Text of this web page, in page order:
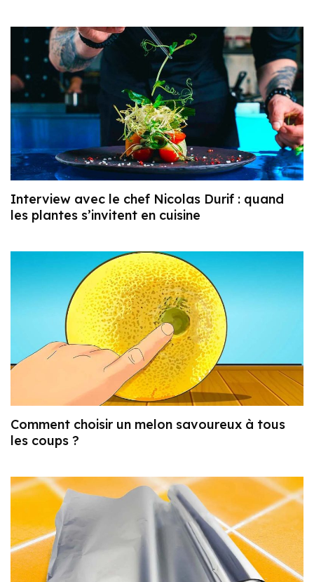
Interview avec le chef Nicolas Durif : quand
les plantes s’invitent en cuisine
Comment choisir un melon savoureux à tous
les coups ?